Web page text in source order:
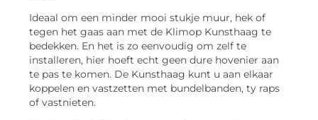
Ideaal om een minder mooi stukje muur, hek of
tegen het gaas aan met de Klimop Kunsthaag te
bedekken. En het is zo eenvoudig om zelf te
installeren, hier hoeft echt geen dure hovenier aan
te pas te komen. De Kunsthaag kunt u aan elkaar
koppelen en vastzetten met bundelbanden, ty raps
of vastnieten.